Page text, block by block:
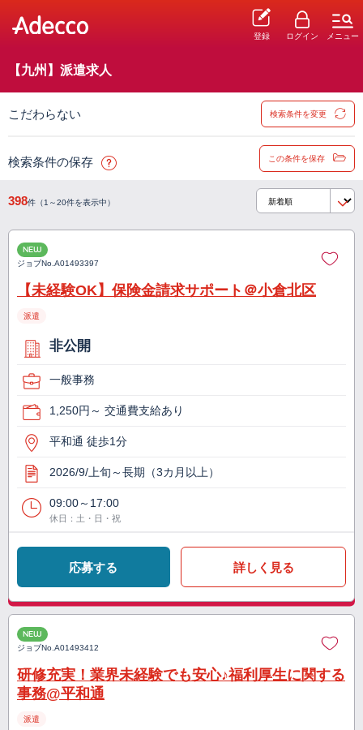
登録 ログイン メニュー
【九州】派遣求人
こだわらない 検索条件を変更
検索条件の保存 この条件を保存
398件（1～20件を表示中）
NEW
ジョブNo.A01493397
【未経験OK】保険金請求サポート＠小倉北区
派遣
非公開
一般事務
1,250円～ 交通費支給あり
平和通 徒歩1分
2026/9/上旬～長期（3カ月以上）
09:00～17:00
休日：土・日・祝
応募する 詳しく見る
NEW
ジョブNo.A01493412
研修充実！業界未経験でも安心♪福利厚生に関する
事務@平和通
派遣